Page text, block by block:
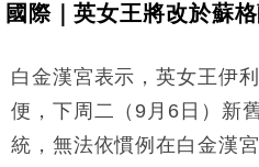
13:12
國際｜特朗普赴洛杉
12:30
財經｜香港7月PMI回
手
11:40
財經｜黑石傳再籌逾
Google晶片
國際｜英女王將改於蘇
白金漢宮表示，英女王伊
便，下周二（9月6日）新
統，無法依慣例在白金漢